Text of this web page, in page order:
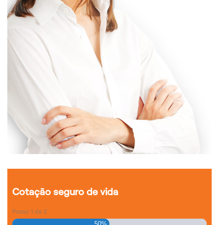
Cotação seguro de vida
Passo 1 de 2